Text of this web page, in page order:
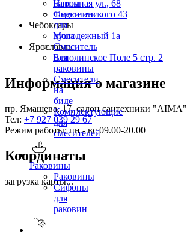
ванны
Смесители
для
душа
Смеситель
для
раковины
Смесители
на
биде
Комплектующие
для
смесителей
Раковины
Раковины
Сифоны
для
раковин
Народная ул., 68
Федюнинского 43
Чебоксары
Молодежный 1а
Ярославль
Всполинское Поле 5 стр. 2
Информация о магазине
пр. Ямашева, 17, салон сантехники "AIMA"
Тел: +7 927 039 29 67
Режим работы: пн - вс 09.00-20.00
Координаты
загрузка карты...